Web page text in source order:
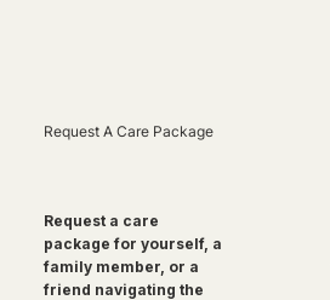
Request A Care Package
Request a care
package for yourself, a
family member, or a
friend navigating the